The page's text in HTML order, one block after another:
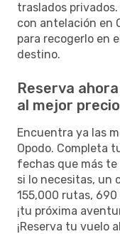
traslados
con antelación en
para recogerlo en
destino.
Reserva
al mejor precio
Encuentra ya las
Opodo. Completa
fechas que más
si lo necesitas, un
155,000 rutas,
¡tu próxima
¡Reserva tu vuelo